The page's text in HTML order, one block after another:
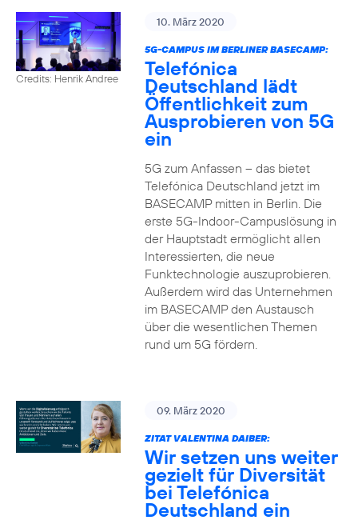
Credits: Henrik Andree
10. März 2020
5G-CAMPUS IM BERLINER BASECAMP:
Telefónica
Deutschland lädt
Öffentlichkeit zum
Ausprobieren von 5G
ein
5G zum Anfassen – das bietet
Telefónica Deutschland jetzt im
BASECAMP mitten in Berlin. Die
erste 5G-Indoor-Campuslösung in
der Hauptstadt ermöglicht allen
Interessierten, die neue
Funktechnologie auszuprobieren.
Außerdem wird das Unternehmen
im BASECAMP den Austausch
über die wesentlichen Themen
rund um 5G fördern.
09. März 2020
ZITAT VALENTINA DAIBER:
Wir setzen uns weiter
gezielt für Diversität
bei Telefónica
Deutschland ein